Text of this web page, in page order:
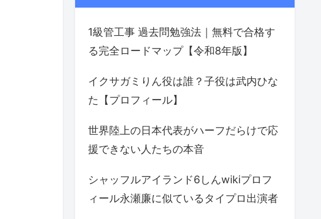
1級管工事 過去問勉強法｜無料で合格す
る完全ロードマップ【令和8年版】
イクサガミりん役は誰？子役は武内ひな
た【プロフィール】
世界陸上の日本代表がハーフだらけで応
援できない人たちの本音
シャッフルアイランド6しんwikiプロフ
ィール永瀬廉に似ているタイプロ出演者